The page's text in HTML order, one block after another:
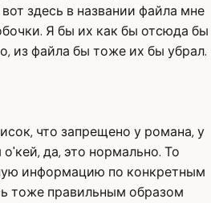
здесь в названии файла мне
Я бы их как бы отсюда бы
из файла бы тоже их бы убрал.
что запрещено у романа, у
о'кей, да, это нормально. То
информацию по конкретным
тоже правильным образом